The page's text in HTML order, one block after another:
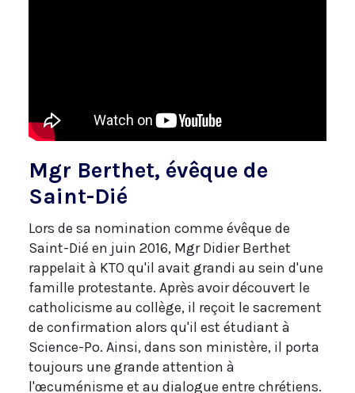
Mgr Berthet, évêque de
Saint-Dié
Lors de sa nomination comme évêque de
Saint-Dié en juin 2016, Mgr Didier Berthet
rappelait à KTO qu'il avait grandi au sein d'une
famille protestante. Après avoir découvert le
catholicisme au collège, il reçoit le sacrement
de confirmation alors qu'il est étudiant à
Science-Po. Ainsi, dans son ministère, il porta
toujours une grande attention à
l'œcuménisme et au dialogue entre chrétiens.